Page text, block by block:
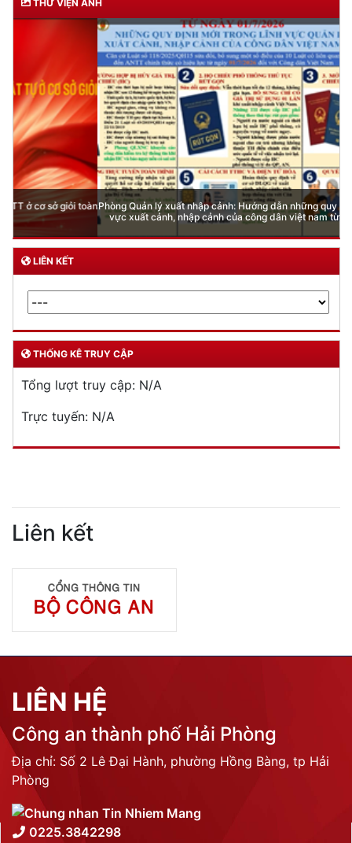
THƯ VIỆN ẢNH
Phòng Quản lý xuất nhập cảnh: Hướng dẫn những quy định mới trong lĩnh
vực xuất cảnh, nhập cảnh của công dân việt nam từ ngày 01/7/2026
LIÊN KẾT
THỐNG KÊ TRUY CẬP
Tổng lượt truy cập: N/A
Trực tuyến: N/A
Liên kết
LIÊN HỆ
Công an thành phố Hải Phòng
Địa chỉ: Số 2 Lê Đại Hành, phường Hồng Bàng, tp Hải
Phòng
0225.3842298